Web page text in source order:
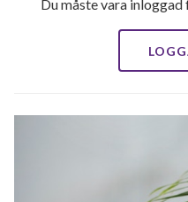
Du måste vara